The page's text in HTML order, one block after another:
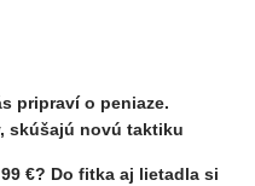
pripraví o peniaze.
skúšajú novú taktiku
€? Do fitka aj lietadla si